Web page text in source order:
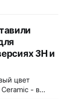
3H и
цвет
- в